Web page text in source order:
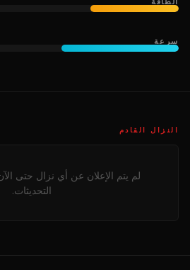
سرعة
النزال القادم
لم يتم الإعلان عن أي نزال حتى
التحديثات.